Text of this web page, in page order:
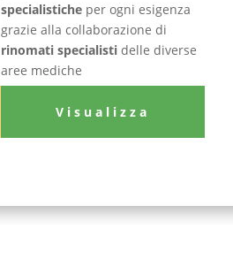
specialisticheper ogni esigenza
grazie alla collaborazione di
rinomati specialistidelle diverse
aree mediche
Visualizza